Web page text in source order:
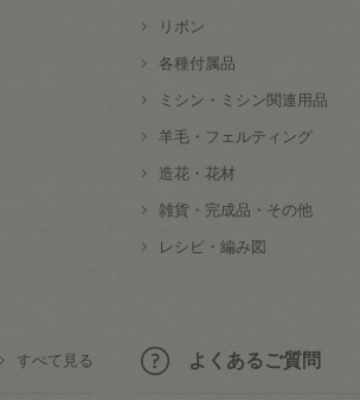
リボン
各種付属品
ミシン・ミシン関連用品
羊毛・フェルティング
造花・花材
雑貨・完成品・その他
レシピ・編み図
すべて見る よくあるご質問